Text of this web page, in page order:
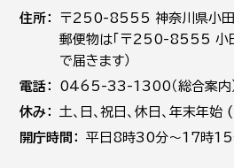
住所
〒250-8555 神奈川県小
郵便物は「〒250-8555 小
で届きます）
電話
0465-33-1300（総合案内
休み
土､日､祝日、休日、年末年
開庁時間
平日8時30分～17時15